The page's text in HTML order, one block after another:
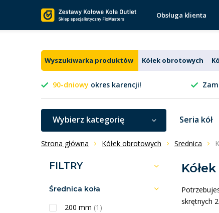
Obsługa klienta
Wyszukiwarka produktów Kółek obrotowych
90-dniowy okres karencji!
Wybierz kategorię Seria kół
Strona główna Kółek obrotowych Srednica
skrętnych
FILTRY
Średnica koła
200 mm (1)